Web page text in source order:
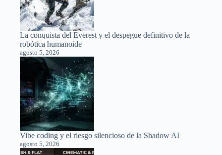
La conquista del Everest y el despegue definitivo de la
robótica humanoide
agosto 5, 2026
Vibe coding y el riesgo silencioso de la Shadow AI
agosto 5, 2026